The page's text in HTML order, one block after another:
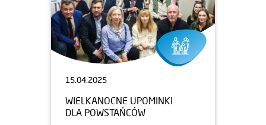
15.04.2025
WIELKANOCNE UPOMINKI
DLA POWSTAŃCÓW